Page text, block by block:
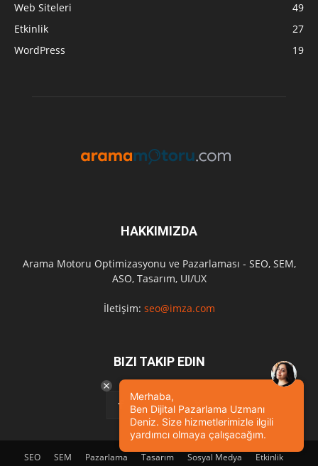
Web Siteleri
49
Etkinlik
27
WordPress
19
HAKKIMIZDA
Arama Motoru Optimizasyonu ve Pazarlaması - SEO, SEM,
ASO, Tasarım, UI/UX
İletişim: seo@imza.com
BIZI TAKIP EDIN
SEO SEM Pazarlama Tasarım Sosyal Medya Etkinlik
Merhaba,
Ben Dijital Pazarlama Uzmanı
Deniz. Size hizmetlerimizle ilgili
yardımcı olmaya çalışacağım.